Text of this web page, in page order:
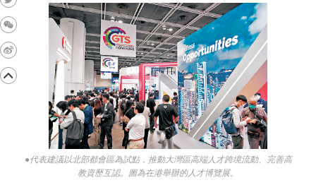
●代表建議以北部都會區為試點，推動大灣區高端人才跨境流動、完善高
教資歷互認。圖為在港舉辦的人才博覽展。